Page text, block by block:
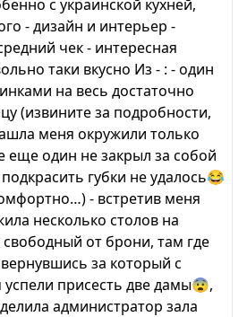
с украинской кухней,
- дизайн и интерьер -
чек - интересная
таки вкусно Из - : - один
на весь достаточно
(извините за подробности,
меня окружили только
один не закрыл за собой
губки не удалось😂
- встретив меня
несколько столов на
от брони, там где
за который с
успели присесть две дамы😨,
администратор зала